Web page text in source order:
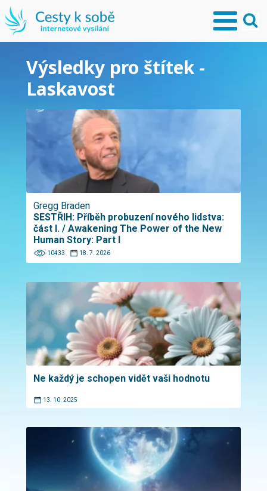
Výsledky pro štítek -
Laskavost
Gregg Braden
SESTŘIH: Příběh probuzení nového lidstva:
část I. / Awakening The Power of the New
Human Story: Part I
10433 18. 7. 2026
Ne každý je schopen vidět vaši hodnotu
13. 10. 2025